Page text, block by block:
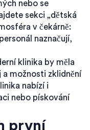
nebo se
sekci „dětská
v čekárně:
naznačují,
klinika by měla
možnosti zklidnění
nabízí i
nebo pískování
první